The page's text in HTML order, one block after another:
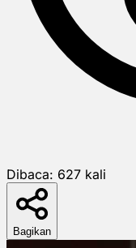
Dibaca: 627 kali
Bagikan